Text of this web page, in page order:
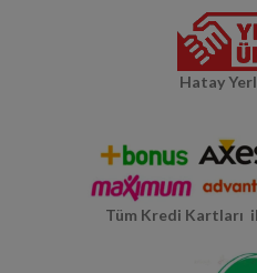
Hatay
Tüm Kredi